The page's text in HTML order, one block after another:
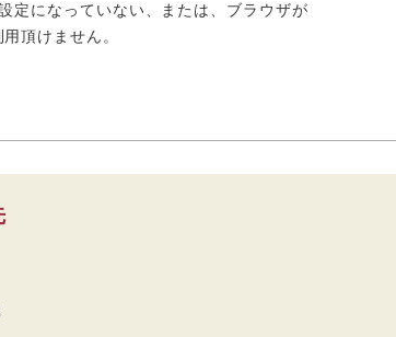
定になっていない、または、ブラウザが
頂けません。